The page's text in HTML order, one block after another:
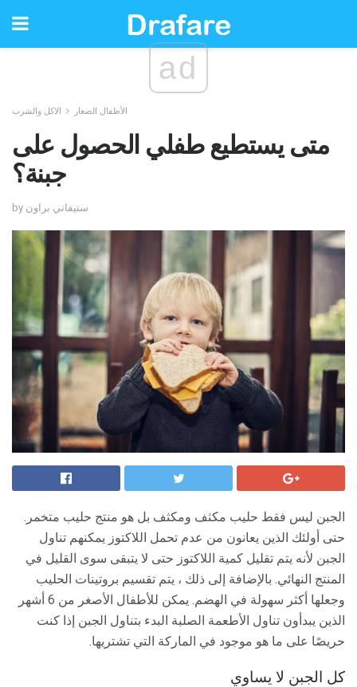
ad
الأطفال الصغار الاكل والشرب
متى يستطيع طفلي الحصول على
جبنة؟
by ستيفاني براون
الجبن ليس فقط حليب مكثف ومكثف بل هو منتج حليب متخمر.
حتى أولئك الذين يعانون من عدم تحمل اللاكتوز يمكنهم تناول
الجبن لأنه يتم تقليل كمية اللاكتوز حتى لا يتبقى سوى القليل في
المنتج النهائي. بالإضافة إلى ذلك ، يتم تقسيم بروتينات الحليب
وجعلها أكثر سهولة في الهضم. يمكن للأطفال الأصغر من 6 أشهر
الذين يبدأون تناول الأطعمة الصلبة البدء بتناول الجبن إذا كنت
حريصًا على ما هو موجود في الماركة التي تشتريها.
كل الجبن لا يساوي